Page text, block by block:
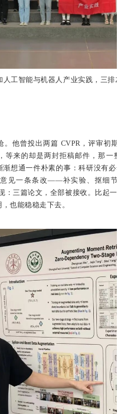
人工智能与机器人产业实践，三排
。他曾投出两篇 CVPR，评审初
等来的却是两封拒稿邮件，那一
渐想通一件朴素的事：科研没有必
见一条条改——补实验、抠细节
：三篇论文，全部被接收。比起一
也能稳稳走下去。